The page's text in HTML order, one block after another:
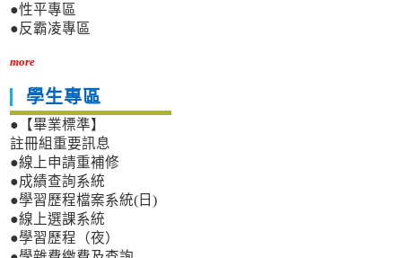
●性平專區
●反霸凌專區
more
學生專區
●【畢業標準】
註冊組重要訊息
●線上申請重補修
●成績查詢系統
●學習歷程檔案系統(日)
●線上選課系統
●學習歷程（夜）